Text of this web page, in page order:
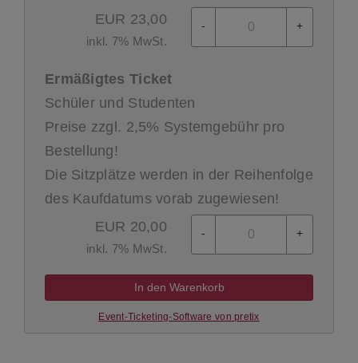
EUR 23,00
inkl. 7% MwSt.
- +
Ermäßigtes Ticket
Schüler und Studenten
Preise zzgl. 2,5% Systemgebühr pro
Bestellung!
Die Sitzplätze werden in der Reihenfolge
des Kaufdatums vorab zugewiesen!
EUR 20,00
inkl. 7% MwSt.
- +
In den Warenkorb
Event-Ticketing-Software von pretix